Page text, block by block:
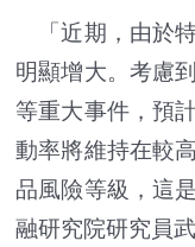
「近期，由於
明顯增大。考慮
等重大事件，預
動率將維持在較
品風險等級，這
融研究院研究員